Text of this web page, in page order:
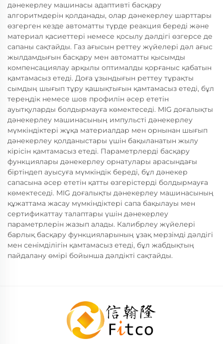
дәнекерлеу машинасы адаптивті басқару
алгоритмдерін қолданады, олар дәнекерлеу шарттары
өзгерген кезде автоматты түрде реакция береді және
материал қасиеттері немесе қосылу дәлдігі өзгерсе де
сапаны сақтайды. Газ ағысын реттеу жүйелері дәл ағыс
жылдамдығын басқару мен автоматты қысымды
компенсациялау арқылы оптималды қорғаныс қабатын
қамтамасыз етеді. Доға ұзындығын реттеу тұрақты
сымдың шығып тұру қашықтығын қамтамасыз етеді, бұл
тереңдік немесе шов профилін әсер ететін
ауытқуларды болдырмауға көмектеседі. MIG доғалықты
дәнекерлеу машинасының импульсті дәнекерлеу
мүмкіндіктері жұқа материалдар мен орнынан шығып
дәнекерлеу қолданыстары үшін бақыланатын жылу
кірісін қамтамасыз етеді. Параметрлерді басқару
функциялары дәнекерлеу орнатулары арасындағы
біртіндеп ауысуға мүмкіндік береді, бұл дәнекер
сапасына әсер ететін қатты өзгерістерді болдырмауға
көмектеседі. MIG доғалықты дәнекерлеу машинасының
құжаттама жасау мүмкіндіктері сапа бақылауы мен
сертификаттау талаптары үшін дәнекерлеу
параметрлерін жазып алады. Калибрлеу жүйелері
барлық басқару функцияларының ұзақ мерзімді дәлдігі
мен сенімділігін қамтамасыз етеді, бұл жабдықтың
пайдалану өмірі бойынша дәлдікті сақтайды.